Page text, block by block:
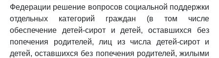
Федерации решение вопросов социальной поддержки
отдельных категорий граждан (в том числе
обеспечение детей-сирот и детей, оставшихся без
попечения родителей, лиц из числа детей-сирот и
детей, оставшихся без попечения родителей, жилыми